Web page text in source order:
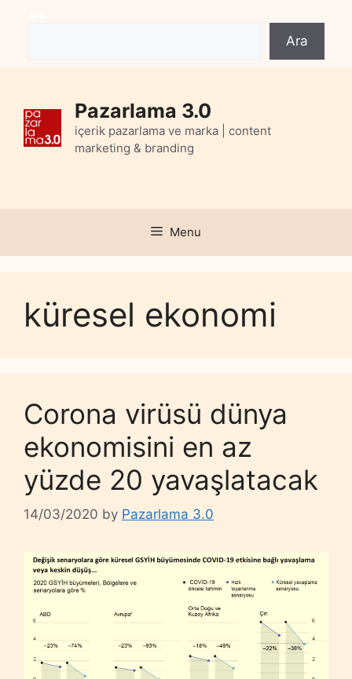
Ara
Pazarlama 3.0
içerik pazarlama ve marka | content
marketing & branding
Menu
küresel ekonomi
Corona virüsü dünya
ekonomisini en az
yüzde 20 yavaşlatacak
14/03/2020 by Pazarlama 3.0